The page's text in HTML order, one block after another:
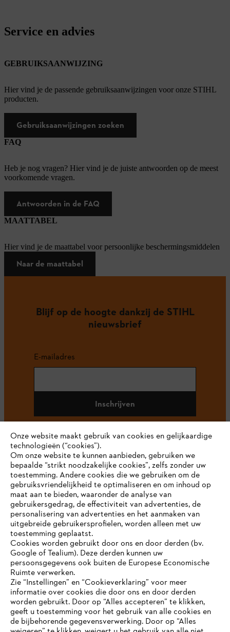
Service en advies
GEBRUIKSAANWIJZING
Hier vind je de passende gebruiksaanwijzingen voor onze STIHL
producten.
Gebruiksaanwijzingen zoeken
FAQ
Heb je nog vragen? Hier vind je de juiste antwoorden op de meest
voorkomende vragen.
Antwoorden in de FAQ
MAATTABEL
Hier vind je de maattabel voor persoonlijke beschermingsmiddelen
Naar de maattabel
Blijf op de hoogte dankzij de STIHL
nieuwsbrief
E-mailadres
Inschrijven
#STIHL
Bedrijf
STIHL FAQ
Contact
JE BROWSER WORDT NIET
ONDERSTEUND
Onze website maakt gebruik van cookies en gelijkaardige
technologieën (“cookies”).
Om onze website te kunnen aanbieden, gebruiken we
bepaalde “strikt noodzakelijke cookies”, zelfs zonder uw
toestemming. Andere cookies die we gebruiken om de
gebruiksvriendelijkheid te optimaliseren en om inhoud op
maat aan te bieden, waaronder de analyse van
gebruikersgedrag, de effectiviteit van advertenties, de
personalisering van advertenties en het aanmaken van
uitgebreide gebruikersprofielen, worden alleen met uw
toestemming geplaatst.
Cookies worden gebruikt door ons en door derden (bv.
Google of Tealium). Deze derden kunnen uw
persoonsgegevens ook buiten de Europese Economische
Ruimte verwerken.
Zie “Instellingen” en “Cookieverklaring” voor meer
informatie over cookies die door ons en door derden
worden gebruikt. Door op “Alles accepteren” te klikken,
geeft u toestemming voor het gebruik van alle cookies en
de bijbehorende gegevensverwerking. Door op “Alles